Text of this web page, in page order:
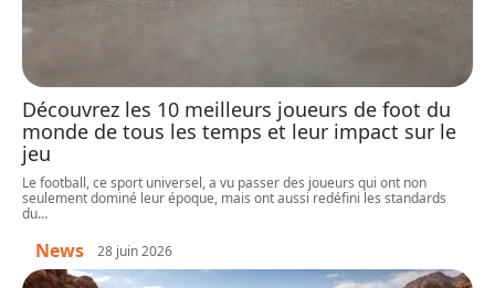
Découvrez les 10 meilleurs joueurs de foot du
monde de tous les temps et leur impact sur le
jeu
Le football, ce sport universel, a vu passer des joueurs qui ont non
seulement dominé leur époque, mais ont aussi redéfini les standards
du…
News 28 juin 2026